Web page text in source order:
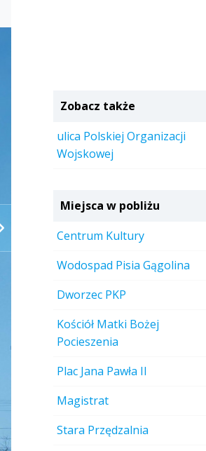
Zobacz także
ulica Polskiej Organizacji
Wojskowej
Miejsca w pobliżu
Centrum Kultury
Wodospad Pisia Gągolina
Dworzec PKP
Kościół Matki Bożej
Pocieszenia
Plac Jana Pawła II
Magistrat
Stara Przędzalnia